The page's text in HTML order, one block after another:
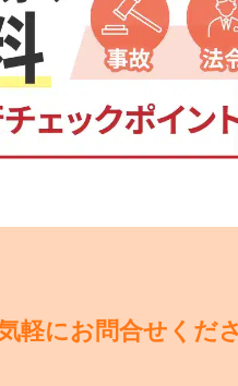
軽にお問合せくださ